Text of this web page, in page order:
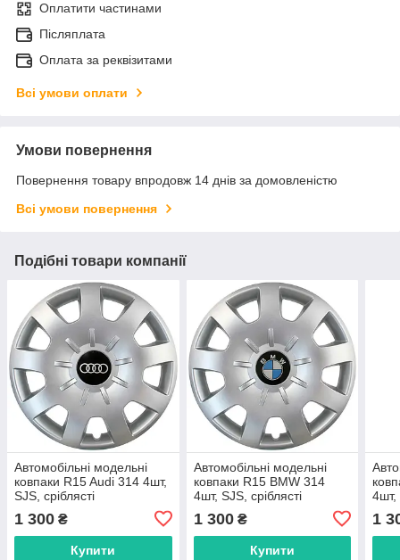
Оплатити частинами
Післяплата
Оплата за реквізитами
Всі умови оплати
Умови повернення
Повернення товару впродовж 14 днів за домовленістю
Всі умови повернення
Подібні товари компанії
Автомобільні модельні
ковпаки R15 Audi 314 4шт,
SJS, сріблясті
1 300 ₴
Купити
Автомобільні модельні
ковпаки R15 BMW 314
4шт, SJS, сріблясті
1 300₴
Купити
4шт,
1